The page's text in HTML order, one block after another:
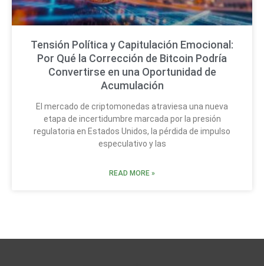
Tensión Política y Capitulación Emocional:
Por Qué la Corrección de Bitcoin Podría
Convertirse en una Oportunidad de
Acumulación
El mercado de criptomonedas atraviesa una nueva
etapa de incertidumbre marcada por la presión
regulatoria en Estados Unidos, la pérdida de impulso
especulativo y las
READ MORE »